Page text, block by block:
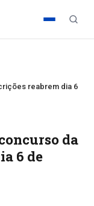
reabrem dia 6
da
6 de